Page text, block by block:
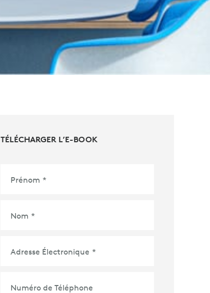
TÉLÉCHARGER L’E-BOOK
Prénom *
Nom *
Adresse Électronique *
Numéro de Téléphone